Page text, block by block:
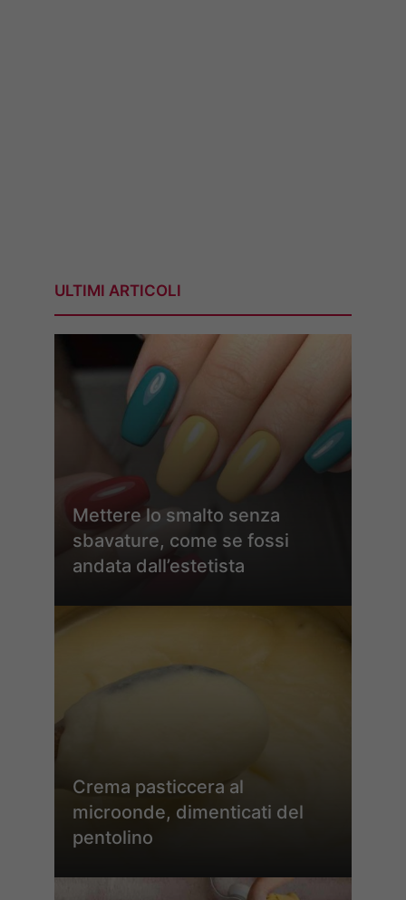
ULTIMI ARTICOLI
Mettere lo smalto senza
sbavature, come se fossi
andata dall’estetista
Crema pasticcera al
microonde, dimenticati del
pentolino